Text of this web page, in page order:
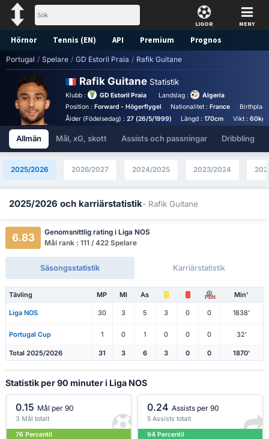
LIGOR MENY
Hörnor Tennis (EN) API Premium Prognos
Portugal / Spelare / GD Estoril Praia / Rafik Guitane
Rafik Guitane Statistik
Klubb : GD Estoril Praia Landslag :
Algeria
Position : Forward - Högerflygel Nationalitet :France
Ålder (Födelsedag) : 27 (26/5/1999) Längd :170cm Vikt : 60kg
Allmän Mål, xG, skott Assists och passningar Dribbling
2025/2026 2026/2027 2024/2025 2023/2024
2025/2026 och karriärstatistik- Rafik Guitane
6.83
Genomsnittlig rating i Liga NOS
Mål rank : 111 / 422 Spelare
Säsongsstatistik Karriärstatistik
Tävling MP Ml As PEN Min'
Liga NOS 30 3 5 3 0 0 1838'
Portugal Cup 1 0 1 0 0 0 32'
Total 2025/2026 31 3 6 3 0 0 1870'
Statistik per 90 minuter i Liga NOS
0.15 Mål per 90
3 Mål totalt
76 Percentil
0.24 Assists per 90
5 Assists totalt
94 Percentil